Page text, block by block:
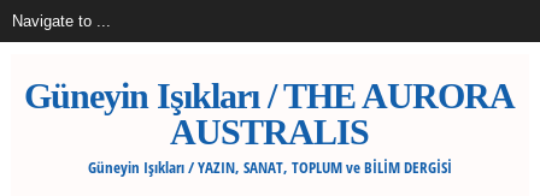
Güneyin Işıkları / THE AURORA
AUSTRALIS
Güneyin Işıkları / YAZIN, SANAT, TOPLUM ve BİLİM DERGİSİ